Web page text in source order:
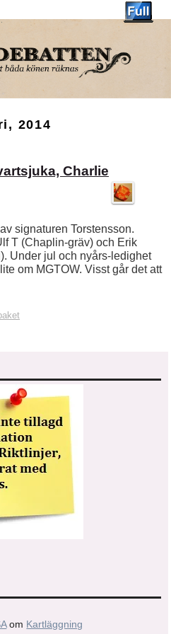
2014
Charlie
signaturen Torstensson.
T (Chaplin-gräv) och Erik
Under jul och nyårs-ledighet
om MGTOW. Visst går det att
om Kartläggning